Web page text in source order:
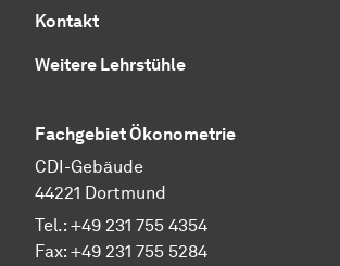
Kontakt
Weitere Lehrstühle
Fachgebiet Ökonometrie
CDI-Gebäude
44221 Dortmund
Tel.: +49 231 755 4354
Fax: +49 231 755 5284